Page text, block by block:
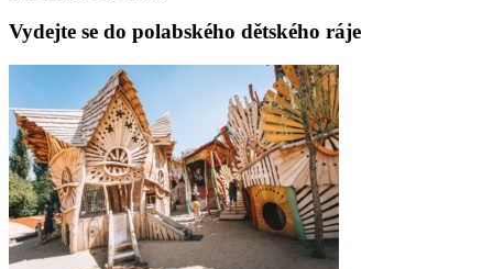
Vydejte se do polabského dětského ráje